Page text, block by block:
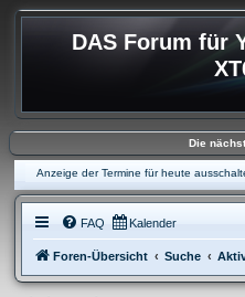
DAS Forum für
Die
Anzeige der Termine für heute
FAQ Kalender
Foren-Übersicht Suche